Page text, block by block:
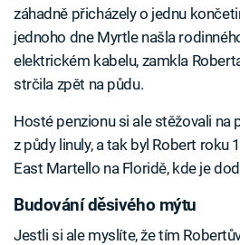
záhadně přicházely o jednu
jednoho dne Myrtle našla
elektrickém kabelu, zamkla
strčila zpět na půdu.
Hosté penzionu si ale stěžovali na
z půdy linuly, a tak byl Robert roku
East Martello na Floridě, kde je
Budování děsivého mýtu
Jestli si ale myslíte, že tím